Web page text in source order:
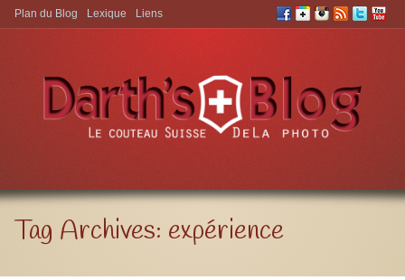
Aller à:
Plan du Blog Lexique Liens
Tag Archives: expérience